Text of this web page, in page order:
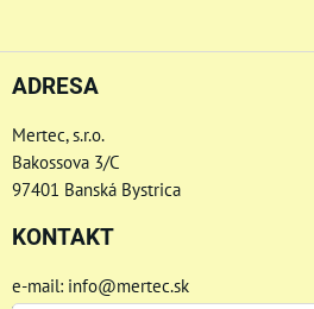
ADRESA
Mertec, s.r.o.
Bakossova 3/C
97401 Banská Bystrica
KONTAKT
e-mail: info@mertec.sk